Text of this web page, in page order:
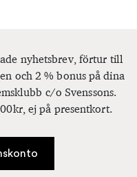
nyhetsbrev, förtur till
och 2 % bonus på dina
c/o Svenssons.
ej på presentkort.